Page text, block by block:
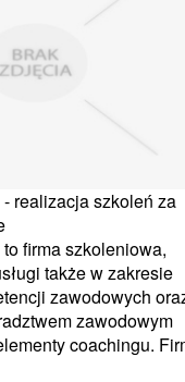
realizacja szkoleń za
firma szkoleniowa,
także w zakresie
zawodowych
zawodowym
coachingu.